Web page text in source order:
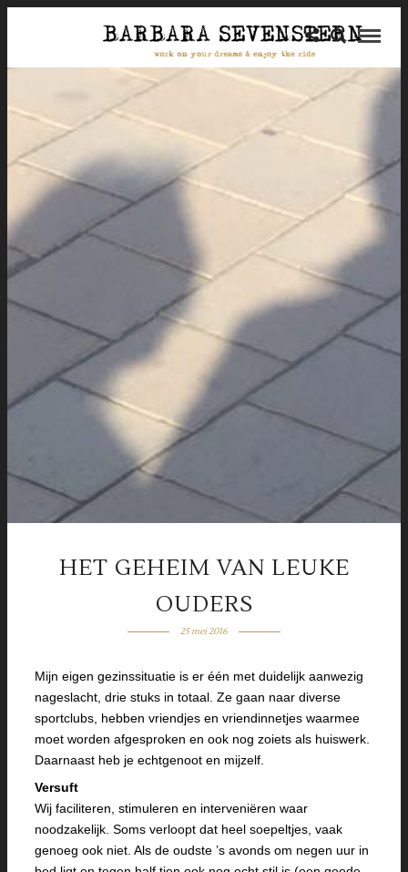
HET GEHEIM VAN LEUKE
OUDERS
25 mei 2016
Mijn eigen gezinssituatie is er één met duidelijk aanwezig
nageslacht, drie stuks in totaal. Ze gaan naar diverse
sportclubs, hebben vriendjes en vriendinnetjes waarmee
moet worden afgesproken en ook nog zoiets als huiswerk.
Daarnaast heb je echtgenoot en mijzelf.
Versuft
Wij faciliteren, stimuleren en interveniëren waar
noodzakelijk. Soms verloopt dat heel soepeltjes, vaak
genoeg ook niet. Als de oudste ’s avonds om negen uur in